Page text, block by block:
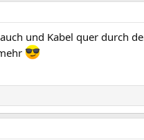
und Kabel quer durch